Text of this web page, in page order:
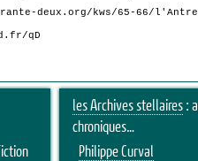
deux.org/kws/65-66/
qD
les Archives stellaires:
chroniques…
Philippe Curval